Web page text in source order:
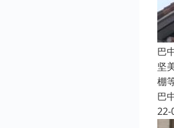
巴
坚
棚
巴
22-